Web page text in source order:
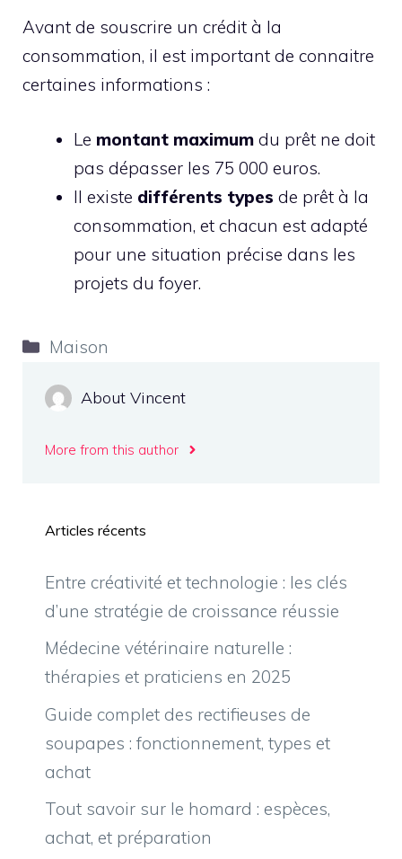
Avant de souscrire un crédit à la
consommation, il est important de connaitre
certaines informations :
Le montant maximum du prêt ne doit
pas dépasser les 75 000 euros.
Il existe différents types de prêt à la
consommation, et chacun est adapté
pour une situation précise dans les
projets du foyer.
Catégories
Maison
About Vincent
More from this author
Articles récents
Entre créativité et technologie : les clés
d’une stratégie de croissance réussie
Médecine vétérinaire naturelle :
thérapies et praticiens en 2025
Guide complet des rectifieuses de
soupapes : fonctionnement, types et
achat
Tout savoir sur le homard : espèces,
achat, et préparation